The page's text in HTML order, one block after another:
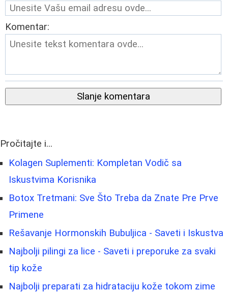
Komentar:
Slanje komentara
Pročitajte i...
Kolagen Suplementi: Kompletan Vodič sa
Iskustvima Korisnika
Botox Tretmani: Sve Što Treba da Znate Pre Prve
Primene
Rešavanje Hormonskih Bubuljica - Saveti i Iskustva
Najbolji pilingi za lice - Saveti i preporuke za svaki
tip kože
Najbolji preparati za hidrataciju kože tokom zime